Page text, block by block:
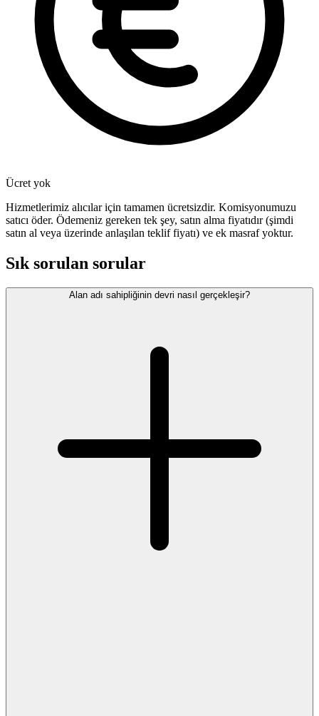
Ücret yok
Hizmetlerimiz alıcılar için tamamen ücretsizdir. Komisyonumuzu
satıcı öder. Ödemeniz gereken tek şey, satın alma fiyatıdır (şimdi
satın al veya üzerinde anlaşılan teklif fiyatı) ve ek masraf yoktur.
Sık sorulan sorular
Alan adı sahipliğinin devri nasıl gerçekleşir?